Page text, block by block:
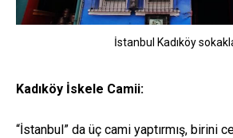
İstanbul Kadıköy
Kadıköy İskele Camii:
“İstanbul” da üç cami yaptırmış, birini